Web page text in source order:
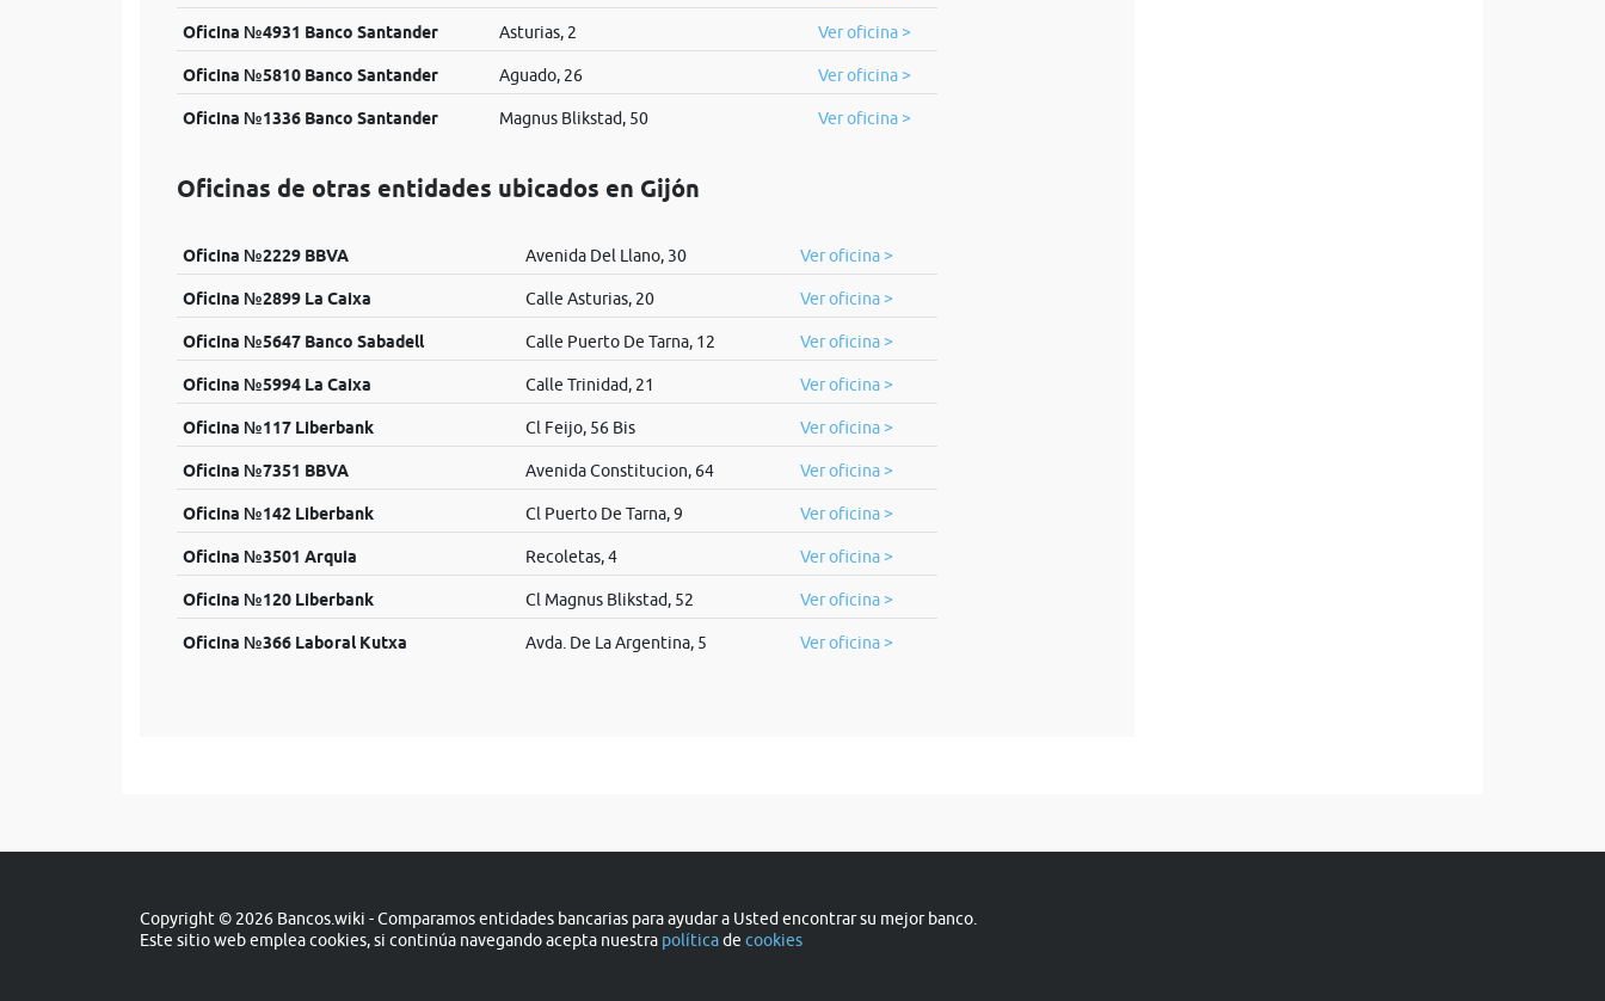
Oficina №4931 Banco Santander Asturias, 2 Ver oficina >
Oficina №5810 Banco Santander Aguado, 26 Ver oficina >
Oficina №1336 Banco Santander Magnus Blikstad, 50 Ver oficina >
Oficinas de otras entidades ubicados en Gijón
Oficina №2229 BBVA Avenida Del Llano, 30 Ver oficina >
Oficina №2899 La Caixa Calle Asturias, 20 Ver oficina >
Oficina №5647 Banco Sabadell Calle Puerto De Tarna, 12 Ver oficina >
Oficina №5994 La Caixa Calle Trinidad, 21 Ver oficina >
Oficina №117 Liberbank Cl Feijo, 56 Bis Ver oficina >
Oficina №7351 BBVA Avenida Constitucion, 64 Ver oficina >
Oficina №142 Liberbank Cl Puerto De Tarna, 9 Ver oficina >
Oficina №3501 Arquia Recoletas, 4 Ver oficina >
Oficina №120 Liberbank Cl Magnus Blikstad, 52 Ver oficina >
Oficina №366 Laboral Kutxa Avda. De La Argentina, 5 Ver oficina >
Copyright © 2026 Bancos.wiki - Comparamos entidades bancarias para ayudar a Usted encontrar su mejor banco.
Este sitio web emplea cookies, si continúa navegando acepta nuestra políticade cookies